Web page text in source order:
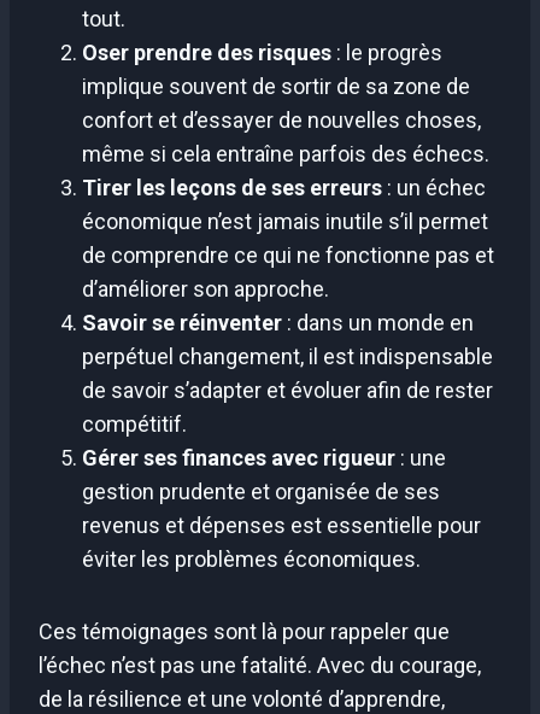
tout.
Oser prendre des risques : le progrès
implique souvent de sortir de sa zone de
confort et d’essayer de nouvelles choses,
même si cela entraîne parfois des échecs.
Tirer les leçons de ses erreurs : un échec
économique n’est jamais inutile s’il permet
de comprendre ce qui ne fonctionne pas et
d’améliorer son approche.
Savoir se réinventer : dans un monde en
perpétuel changement, il est indispensable
de savoir s’adapter et évoluer afin de rester
compétitif.
Gérer ses finances avec rigueur : une
gestion prudente et organisée de ses
revenus et dépenses est essentielle pour
éviter les problèmes économiques.
Ces témoignages sont là pour rappeler que
l’échec n’est pas une fatalité. Avec du courage,
de la résilience et une volonté d’apprendre,